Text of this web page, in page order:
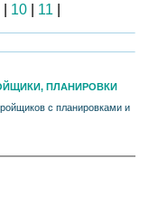
10 11
ПЛАНИРОВКИ
с планировками и